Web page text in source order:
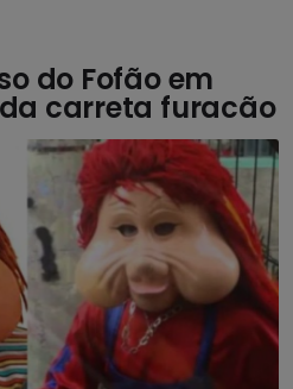
do Fofão em
carreta furacão